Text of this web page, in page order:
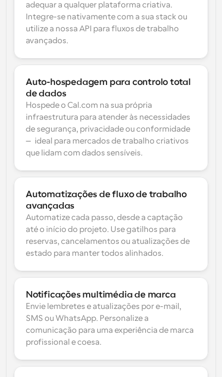
adequar a qualquer plataforma criativa.
Integre-se nativamente com a sua stack ou
utilize a nossa API para fluxos de trabalho
avançados.
Auto-hospedagem para controlo total
de dados
Hospede o Cal.com na sua própria
infraestrutura para atender às necessidades
de segurança, privacidade ou conformidade
— ideal para mercados de trabalho criativos
que lidam com dados sensíveis.
Automatizações de fluxo de trabalho
avançadas
Automatize cada passo, desde a captação
até o início do projeto. Use gatilhos para
reservas, cancelamentos ou atualizações de
estado para manter todos alinhados.
Notificações multimédia de marca
Envie lembretes e atualizações por e-mail,
SMS ou WhatsApp. Personalize a
comunicação para uma experiência de marca
profissional e coesa.